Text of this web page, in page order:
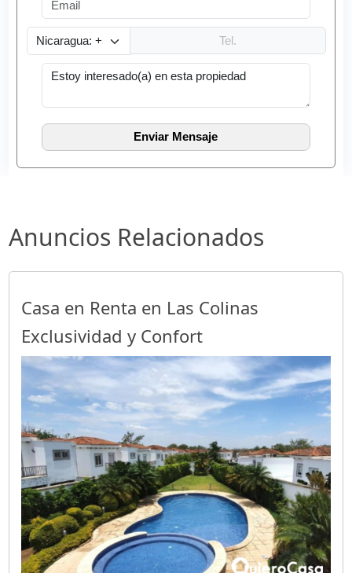
Anuncios Relacionados
Casa en Renta en Las Colinas
Exclusividad y Confort